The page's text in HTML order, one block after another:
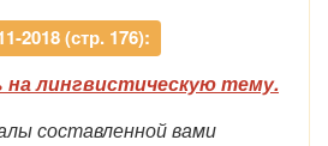
2018 (стр. 176):
лингвистическую тему.
составленной вами